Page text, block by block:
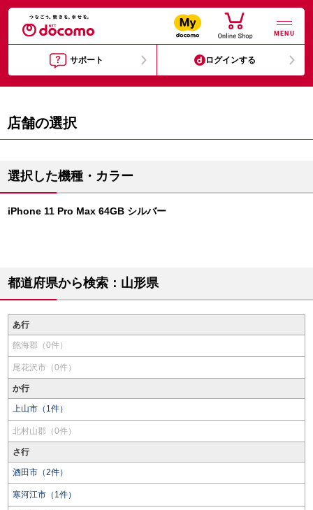
MENU
サポート ログインする
店舗の選択
選択した機種・カラー
iPhone 11 Pro Max 64GB シルバー
都道府県から検索：山形県
あ行
飽海郡（0件）
尾花沢市（0件）
か行
上山市（1件）
北村山郡（0件）
さ行
酒田市（2件）
寒河江市（1件）